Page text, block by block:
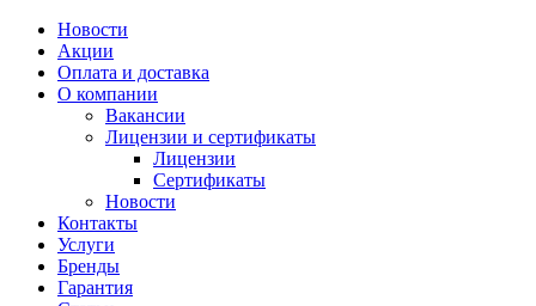
Новости
Акции
Оплата и доставка
О компании
Вакансии
Лицензии и сертификаты
Лицензии
Сертификаты
Новости
Контакты
Услуги
Бренды
Гарантия